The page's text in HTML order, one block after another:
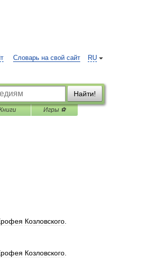
RU
Словарь на свой сайт
Найти!
Игры ⚽
Козловского
Козловского